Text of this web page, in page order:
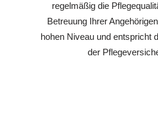
regelmäßig die
Betreuung Ihrer
hohen Niveau und entspricht
der